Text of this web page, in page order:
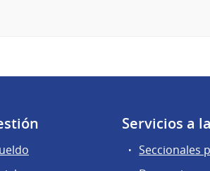
Servicios a
Seccionales